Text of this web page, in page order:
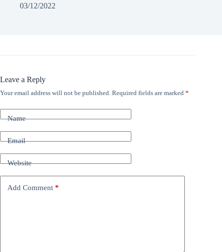
03/12/2022
Leave a Reply
Your email address will not be published. Required fields are marked *
Name
Email
Website
Add Comment *